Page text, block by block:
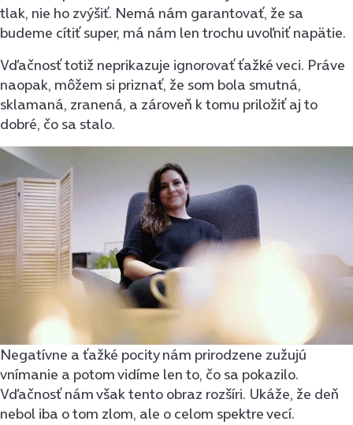
tlak, nie ho zvýšiť. Nemá nám garantovať, že sa
budeme cítiť super, má nám len trochu uvoľniť napätie.
Vďačnosť totiž neprikazuje ignorovať ťažké veci. Práve
naopak, môžem si priznať, že som bola smutná,
sklamaná, zranená, a zároveň k tomu priložiť aj to
dobré, čo sa stalo.
Negatívne a ťažké pocity nám prirodzene zužujú
vnímanie a potom vidíme len to, čo sa pokazilo.
Vďačnosť nám však tento obraz rozšíri. Ukáže, že deň
nebol iba o tom zlom, ale o celom spektre vecí.